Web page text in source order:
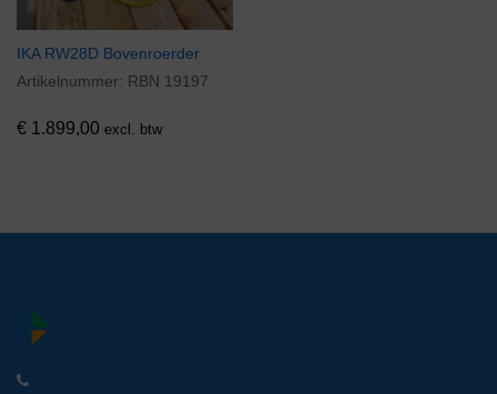
IKA RW28D Bovenroerder
Artikelnummer: RBN 19197
€ 1.899,00 excl. btw